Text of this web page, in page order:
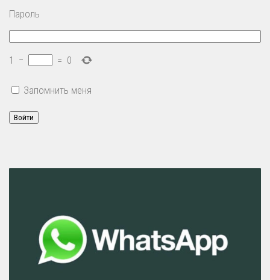
Пароль
1 − = 0
Запомнить меня
Войти